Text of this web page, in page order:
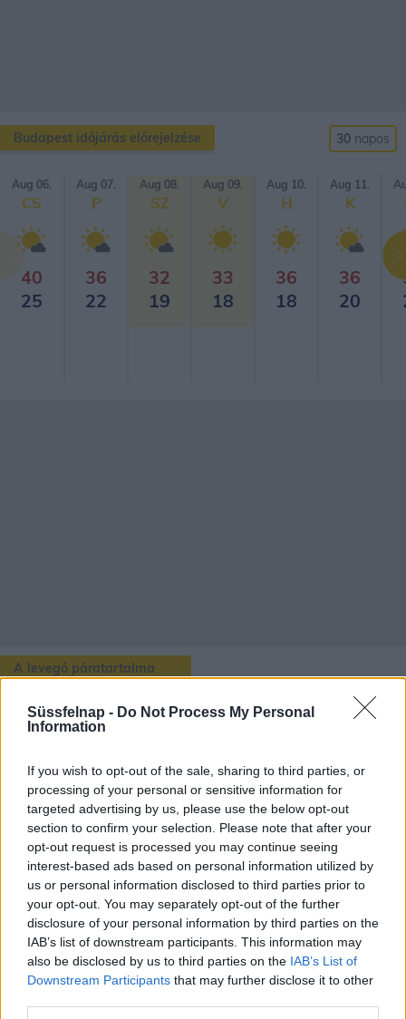
Süssfelnap - Do Not Process My Personal
Information
If you wish to opt-out of the sale, sharing to third parties, or
processing of your personal or sensitive information for
targeted advertising by us, please use the below opt-out
section to confirm your selection. Please note that after your
opt-out request is processed you may continue seeing
interest-based ads based on personal information utilized by
us or personal information disclosed to third parties prior to
your opt-out. You may separately opt-out of the further
disclosure of your personal information by third parties on the
IAB’s list of downstream participants. This information may
also be disclosed by us to third parties on the IAB’s List of
Downstream Participants that may further disclose it to other
Budapest időjárás előrejelzése 30 napos
Aug 06.
CS
40
25
Aug 07.
P
36
22
Aug 08.
SZ
32
19
Aug 09.
V
33
18
Aug 10.
H
36
18
Aug 11.
K
36
20
A levegő páratartalma
Budapesttelepülésén lévő aktuális páratartalmat a fenti térképen
és kiíráson láthatjuk, de ezen túl még rengeteg érdekes dolog van
Pára akkor képződik, mikor a Nap felmelegíti a vizet, így vízgőz
formájában a levegőbe kerül. Ha jobban melegszik a víz, azzal több
vízgőz kerül a levegőbe. A melegedéssel együtt a légkör pára-
kapacitása is növekszik. A páratartalom fogalom alatt kétféle
kifejezést különböztetünk meg:
abszolút páratartalom,ami az 1m3 levegőben lévő vízpára me
nnyiségét mutatja (g/m3).
relatív, vagy viszonylagos páratartalom,ami a levegőben lév
ő vízpára arányát mutatja adott hőmérsékleten a lehetséges telí
tettséghez.
A levegő relatív páratartalmáthigrométerrelmérhetjük.